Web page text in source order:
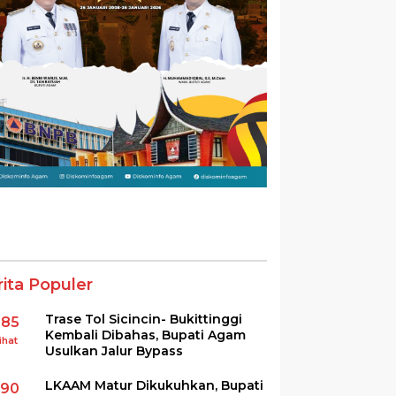
Populer
Trase Tol Sicincin- Bukittinggi
Kembali Dibahas, Bupati Agam
Usulkan Jalur Bypass
LKAAM Matur Dikukuhkan, Bupati